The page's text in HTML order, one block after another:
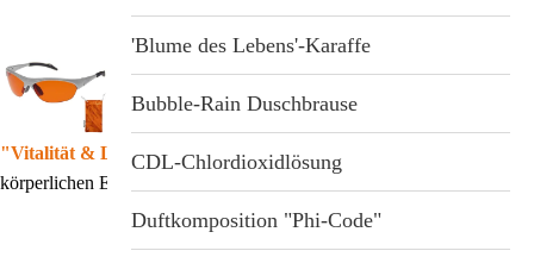
"Vitalität & Lebenslust"– Wirkt auf der emotionalen und
körperlichen Ebene.
Abonnement
Immunsystemstärkung
St. Helia-Produkte
Spezial-Angebote
'Blume des Lebens'-Karaffe
Bubble-Rain Duschbrause
CDL-Chlordioxidlösung
Duftkomposition "Phi-Code"